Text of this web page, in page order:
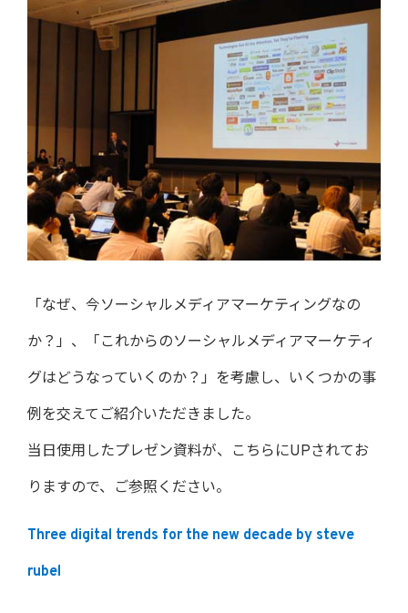
「なぜ、今ソーシャルメディアマーケティングなの
か？」、「これからのソーシャルメディアマーケティ
グはどうなっていくのか？」を考慮し、いくつかの事
例を交えてご紹介いただきました。
当日使用したプレゼン資料が、こちらにUPされてお
りますので、ご参照ください。
Three digital trends for the new decade by steve
rubel